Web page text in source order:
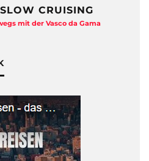
CRUISING
mit der Vasco da Gama